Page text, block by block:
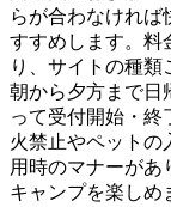
らが合わなければ
すすめします。料
り、サイトの種
朝から夕方まで日
って受付開始・終
火禁止やペットの
用時のマナーがあ
キャンプを楽しめ